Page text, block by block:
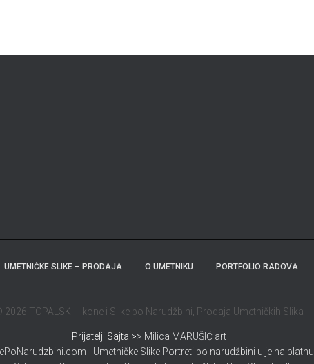
UMETNIČKE SLIKE – PRODAJA O UMETNIKU PORTFOLIO RADOVA
2026 TOPALSKI - Ikone i Slike po Narudžbini, Prodaja Umetničkih Slika
Prijatelji Sajta >> Milica MARUŠIĆ art
- Umetničke Slike Portreti po narudžbini ulje na platnu